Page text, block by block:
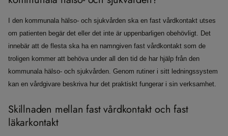
I den kommunala hälso- och sjukvården ska en fast vårdkontakt utses
om patienten begär det eller det inte är uppenbarligen obehövligt. Det
innebär att de flesta ska ha en namngiven fast vårdkontakt som de
troligen kommer att behöva under all den tid de har hjälp från den
kommunala hälso- och sjukvården. Genom rutiner i sitt ledningssystem
kan en vårdgivare beskriva hur det praktiskt fungerar i sin verksamhet.
Skillnaden mellan fast vårdkontakt och fast
läkarkontakt